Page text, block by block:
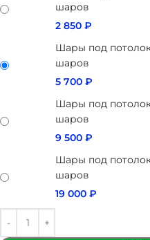
шаров
2 850 ₽
Шары под
шаров
5 700 ₽
Шары под
шаров
9 500 ₽
Шары под
шаров
19 000 ₽